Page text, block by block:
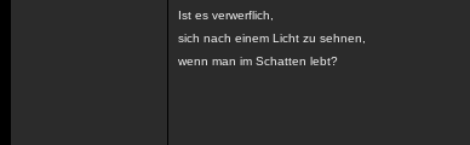
Ist es verwerflich,
sich nach einem Licht zu sehnen,
wenn man im Schatten lebt?